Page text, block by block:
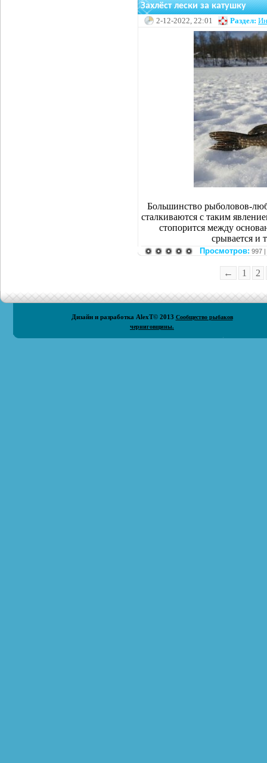
Захлёст лески за катушку
2-12-2022, 22:01 Раздел:
Большинство рыболовов-
сталкиваются с таким
стопорится между
срывается и
Просмотров: 997 |
← 1 2
Дизайн и разработка AlexT© 2013 Сообщество рыбаков
черниговщины.